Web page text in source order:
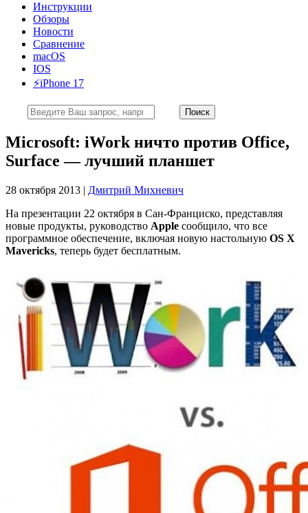
Инструкции
Обзоры
Новости
Сравнение
macOS
IOS
⚡️iPhone 17
Microsoft: iWork ничто против Office,
Surface — лучший планшет
28 октября 2013 | Дмитрий Михневич
На презентации 22 октября в Сан-Франциско, представляя
новые продукты, руководство Apple сообщило, что все
программное обеспечение, включая новую настольную OS X
Mavericks, теперь будет бесплатным.